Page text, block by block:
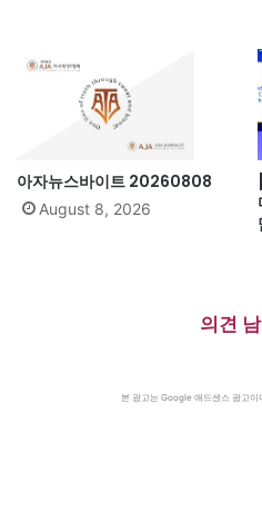
아자뉴스바이트 20260808
August 8, 2026
의견
본 광고는 Google 애드센스 광고이